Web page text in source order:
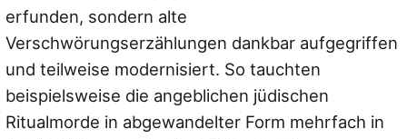
erfunden, sondern alte
Verschwörungserzählungen dankbar aufgegriffen
und teilweise modernisiert. So tauchten
beispielsweise die angeblichen jüdischen
Ritualmorde in abgewandelter Form mehrfach in